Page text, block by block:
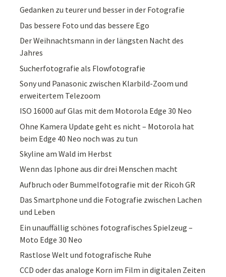
Gedanken zu teurer und besser in der Fotografie
Das bessere Foto und das bessere Ego
Der Weihnachtsmann in der längsten Nacht des
Jahres
Sucherfotografie als Flowfotografie
Sony und Panasonic zwischen Klarbild-Zoom und
erweitertem Telezoom
ISO 16000 auf Glas mit dem Motorola Edge 30 Neo
Ohne Kamera Update geht es nicht – Motorola hat
beim Edge 40 Neo noch was zu tun
Skyline am Wald im Herbst
Wenn das Iphone aus dir drei Menschen macht
Aufbruch oder Bummelfotografie mit der Ricoh GR
Das Smartphone und die Fotografie zwischen Lachen
und Leben
Ein unauffällig schönes fotografisches Spielzeug –
Moto Edge 30 Neo
Rastlose Welt und fotografische Ruhe
CCD oder das analoge Korn im Film in digitalen Zeiten